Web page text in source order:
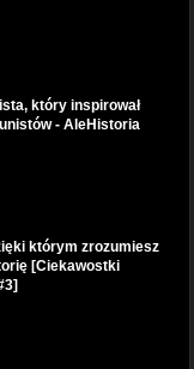
który inspirował
- AleHistoria
którym zrozumiesz
[Ciekawostki